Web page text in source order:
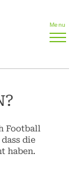
Menu
Football
die
haben.